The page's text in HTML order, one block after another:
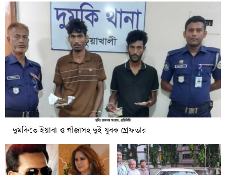
দুমকিতে ইয়াবা ও গাঁজাসহ দুই যুবক গ্রেফতার